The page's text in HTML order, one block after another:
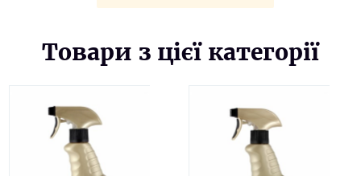
Товари з цієї категорії